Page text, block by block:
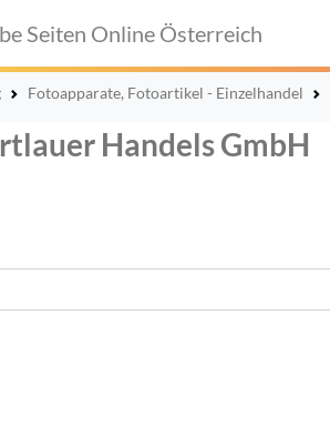
Seiten Online Österreich
Fotoapparate, Fotoartikel - Einzelhandel
Handels GmbH